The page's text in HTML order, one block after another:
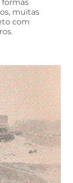
formas
muitas
com